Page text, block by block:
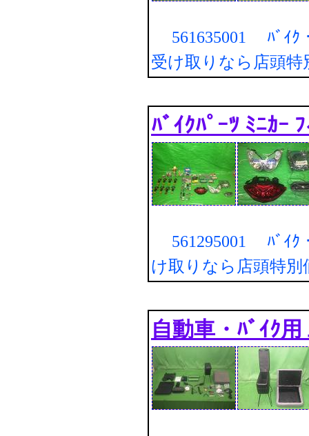
561635001 ﾊﾞｲｸ
受け取りなら店頭特
ﾊﾞｲｸﾊﾟｰﾂ ﾐﾆｶｰ
561295001 ﾊﾞｲｸ
け取りなら店頭特別
自動車・ﾊﾞｲｸ用